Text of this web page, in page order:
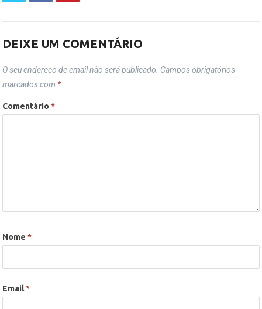
DEIXE UM COMENTÁRIO
O seu endereço de email não será publicado. Campos obrigatórios
marcados com *
Comentário*
Nome*
Email*